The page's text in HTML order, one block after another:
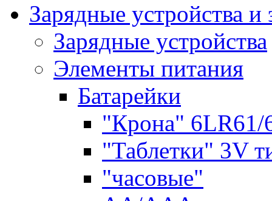
Зарядные устройства
Зарядные устройства
Элементы питания
Батарейки
"Крона" 6LR61/
"Таблетки" 3V
"часовые"